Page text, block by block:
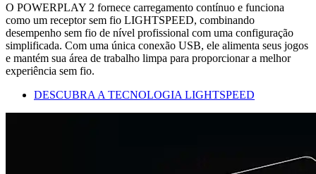
O POWERPLAY 2 fornece carregamento contínuo e funciona
como um receptor sem fio LIGHTSPEED, combinando
desempenho sem fio de nível profissional com uma configuração
simplificada. Com uma única conexão USB, ele alimenta seus jogos
e mantém sua área de trabalho limpa para proporcionar a melhor
experiência sem fio.
DESCUBRA A TECNOLOGIA LIGHTSPEED